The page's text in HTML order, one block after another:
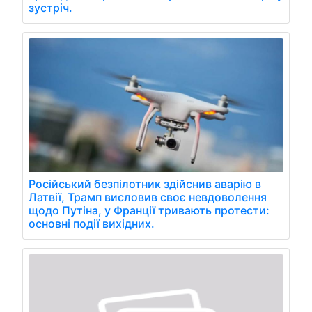
зустріч.
Російський безпілотник здійснив аварію в
Латвії, Трамп висловив своє невдоволення
щодо Путіна, у Франції тривають протести:
основні події вихідних.